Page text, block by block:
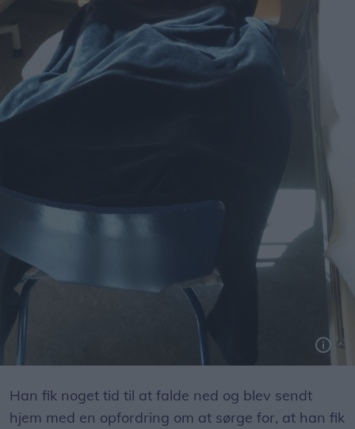
Han fik noget tid til at falde ned og blev sendt
hjem med en opfordring om at sørge for, at han fik